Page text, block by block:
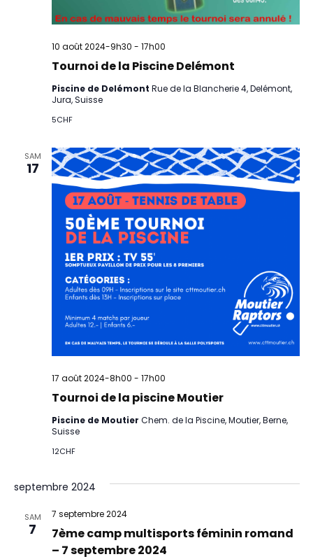
Tournoi de la Piscine Delémont
10 août 2024-9h30 - 17h00
Piscine de Delémont Rue de la Blancherie 4, Delémont,
Jura, Suisse
5CHF
SAM
17
Tournoi de la piscine Moutier
17 août 2024-8h00 - 17h00
Piscine de Moutier Chem. de la Piscine, Moutier, Berne,
Suisse
12CHF
septembre 2024
SAM
7
7ème camp multisports féminin romand
– 7 septembre 2024
7 septembre 2024